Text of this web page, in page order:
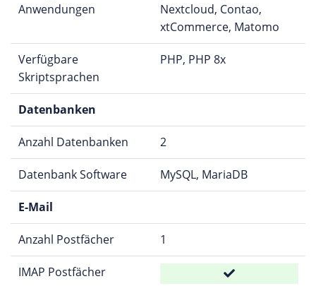
Anwendungen
Nextcloud, Contao,
xtCommerce, Matomo
Verfügbare
Skriptsprachen
PHP, PHP 8x
Datenbanken
Anzahl Datenbanken 2
Datenbank Software MySQL, MariaDB
E-Mail
Anzahl Postfächer 1
IMAP Postfächer